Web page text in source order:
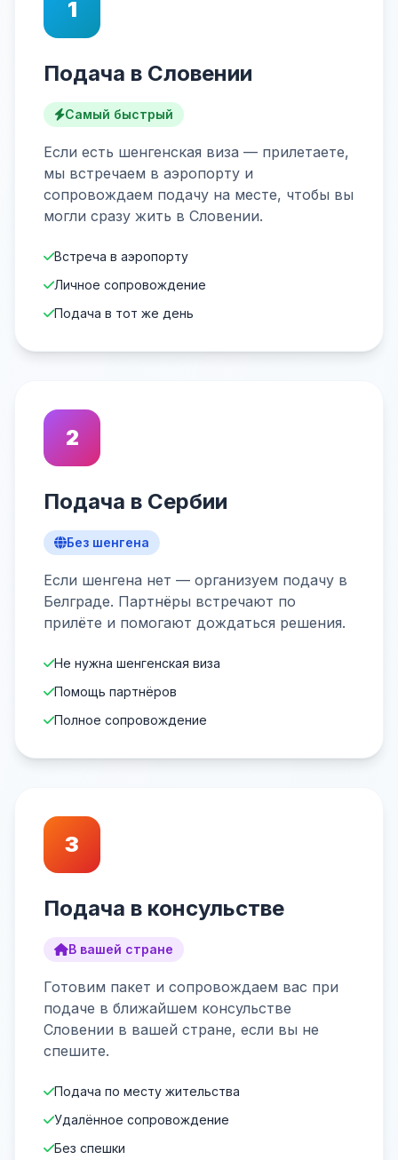
1
Подача в Словении
Самый быстрый
Если есть шенгенская виза — прилетаете,
мы встречаем в аэропорту и
сопровождаем подачу на месте, чтобы вы
могли сразу жить в Словении.
Встреча в аэропорту
Личное сопровождение
Подача в тот же день
2
Подача в Сербии
Без шенгена
Если шенгена нет — организуем подачу в
Белграде. Партнёры встречают по
прилёте и помогают дождаться решения.
Не нужна шенгенская виза
Помощь партнёров
Полное сопровождение
3
Подача в консульстве
В вашей стране
Готовим пакет и сопровождаем вас при
подаче в ближайшем консульстве
Словении в вашей стране, если вы не
спешите.
Подача по месту жительства
Удалённое сопровождение
Без спешки